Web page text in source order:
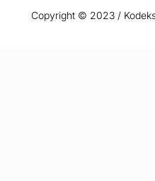
Copyright © 2023 /